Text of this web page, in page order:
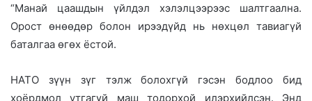
m
a
i
“Манай цаашдын үйлдэл хэлэлцээрээс шалтгаална.
Орост өнөөдөр болон ирээдүйд нь нөхцөл тавиагүй
баталгаа өгөх ёстой.
НАТО зүүн зүг тэлж болохгүй гэсэн бодлоо бид
хоёрдмол утгагүй маш тодорхой илэрхийлсэн. Энд